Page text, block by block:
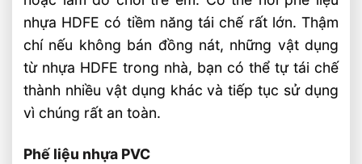
Giá Nhôm Phế Liệu Hôm Nay – Cập Nhật
Theo Thị Trường
nhựa HDFE có tiềm năng tái chế rất lớn. Thậm
chí nếu không bán đồng nát, những vật dụng
từ nhựa HDFE trong nhà, bạn có thể tự tái chế
thành nhiều vật dụng khác và tiếp tục sử dụng
vì chúng rất an toàn.
Phế liệu nhựa PVC